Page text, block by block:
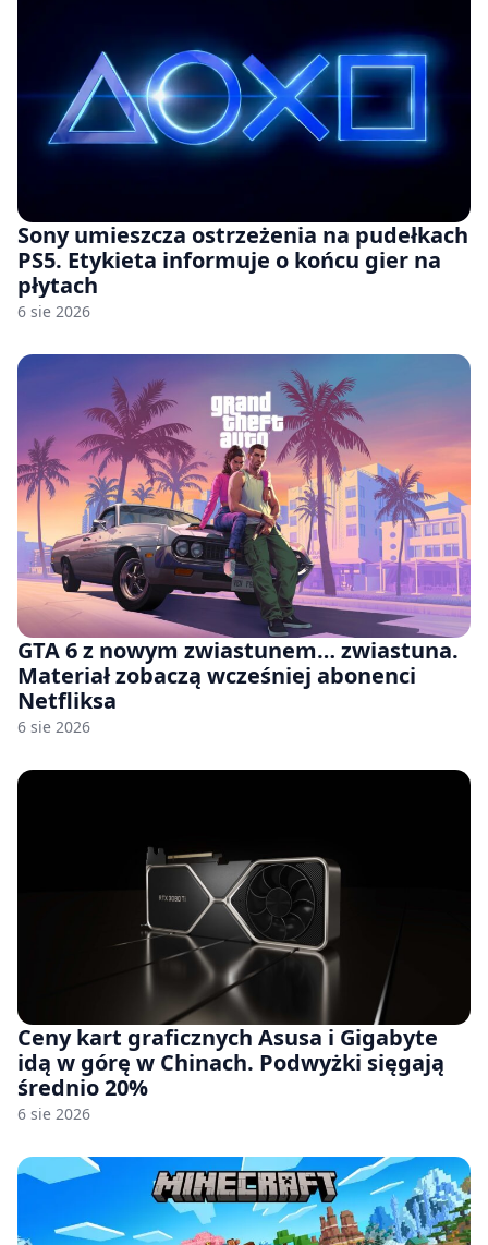
Sony umieszcza ostrzeżenia na pudełkach
PS5. Etykieta informuje o końcu gier na
płytach
6 sie 2026
GTA 6 z nowym zwiastunem… zwiastuna.
Materiał zobaczą wcześniej abonenci
Netfliksa
6 sie 2026
Ceny kart graficznych Asusa i Gigabyte
idą w górę w Chinach. Podwyżki sięgają
średnio 20%
6 sie 2026